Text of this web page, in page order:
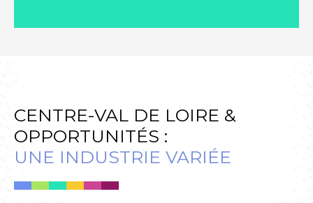
CENTRE-VAL DE LOIRE &
OPPORTUNITÉS :
UNE INDUSTRIE VARIÉE